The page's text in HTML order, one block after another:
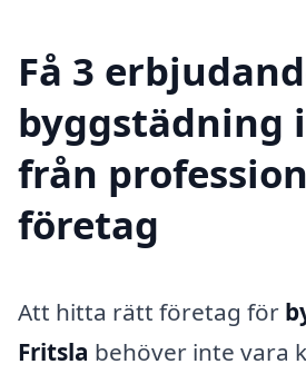
Få 3
byggstädning
från
företag
Att hitta rätt företag för
Fritsla behöver inte vara